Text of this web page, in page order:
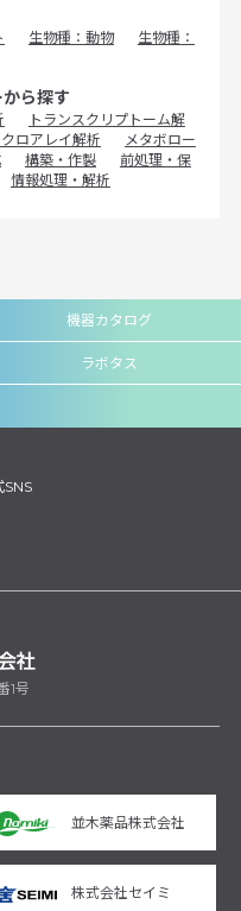
生物種：動物
生物種：
ら探す
トランスクリプトーム解
ロアレイ解析
メタボロー
構築・作製
前処理・保
情報処理・解析
機器カタログ
ラボタス
1号
並木薬品株式会社
株式会社セイミ